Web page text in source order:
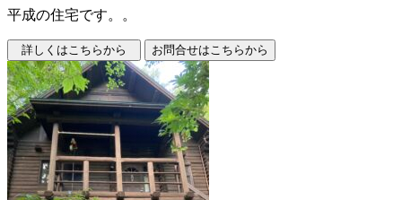
平成の住宅です。。